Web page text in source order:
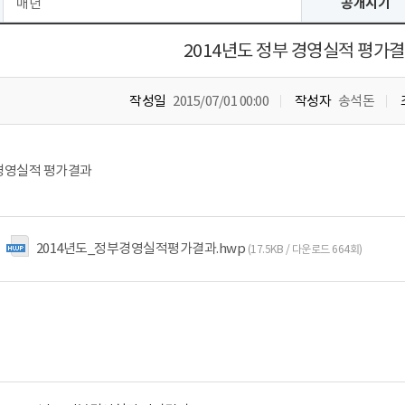
2014년도 정부 경영실적 평가
작성일 2015/07/01 00:00 작성자 송석돈
실적 평가결과
2014년도_정부경영실적평가결과.hwp (17.5KB / 다운로드 664회)